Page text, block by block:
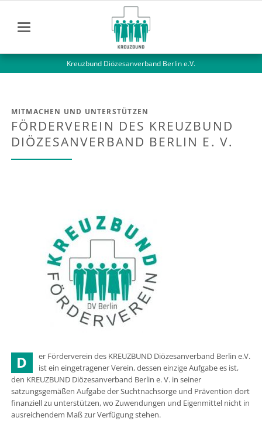
Kreuzbund Diözesanverband Berlin e.V.
MITMACHEN UND UNTERSTÜTZEN
FÖRDERVEREIN DES KREUZBUND
DIÖZESANVERBAND BERLIN E. V.
D
er Förderverein des KREUZBUND Diözesanverband Berlin e.V.
ist ein eingetragener Verein, dessen einzige Aufgabe es ist,
den KREUZBUND Diözesanverband Berlin e. V. in seiner
satzungsgemäßen Aufgabe der Suchtnachsorge und Prävention dort
finanziell zu unterstützen, wo Zuwendungen und Eigenmittel nicht in
ausreichendem Maß zur Verfügung stehen.